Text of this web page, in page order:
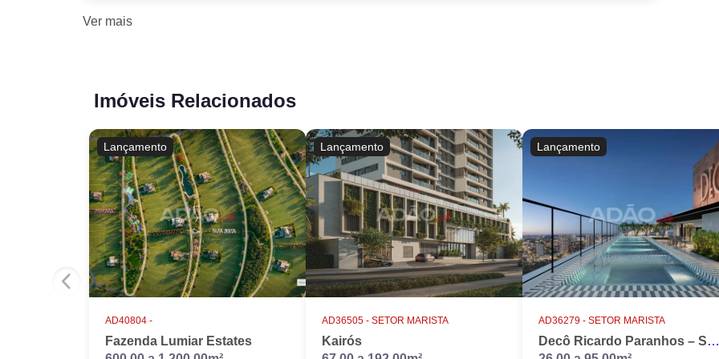
Ver mais
Imóveis Relacionados
Lançamento
AD40804 -
Fazenda Lumiar Estates
Lançamento
AD36505 - SETOR MARISTA
Kairós
Lançamento
AD36279 - SETOR MARISTA
Decô Ricardo Paranhos – Studios e Apartamentos no Setor Marista, Goiânia